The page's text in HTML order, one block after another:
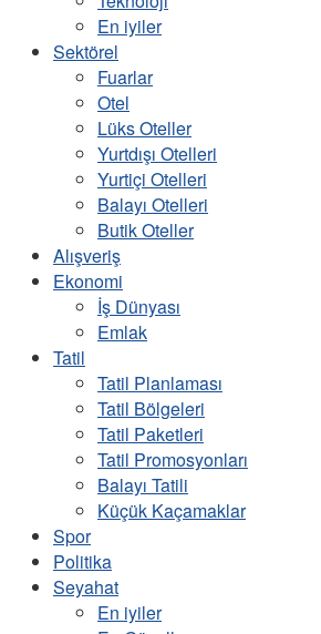
En iyiler
Sektörel
Fuarlar
Otel
Lüks Oteller
Yurtdışı Otelleri
Yurtiçi Otelleri
Balayı Otelleri
Butik Oteller
Alışveriş
Ekonomi
İş Dünyası
Emlak
Tatil
Tatil Planlaması
Tatil Bölgeleri
Tatil Paketleri
Tatil Promosyonları
Balayı Tatili
Küçük Kaçamaklar
Spor
Politika
Seyahat
En iyiler